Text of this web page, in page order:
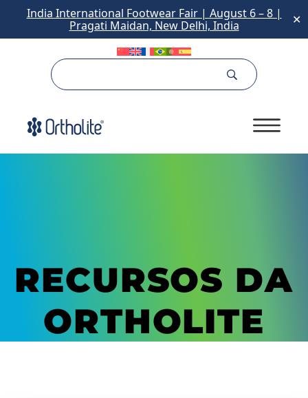
India International Footwear Fair | August 6 – 8 |
Pragati Maidan, New Delhi, India
✕
RECURSOS DA
ORTHOLITE